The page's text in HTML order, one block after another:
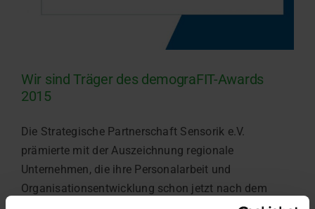
Wir sind Träger des demograFIT-Awards
2015
Die Strategische Partnerschaft Sensorik e.V.
prämierte mit der Auszeichnung regionale
Unternehmen, die ihre Personalarbeit und
Organisationsentwicklung schon jetzt nach dem